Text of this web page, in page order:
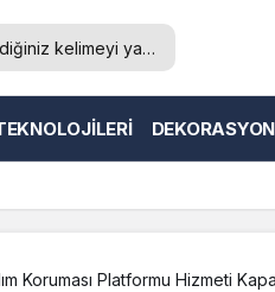
DEKORASYON
Koruması Platformu Hizmeti